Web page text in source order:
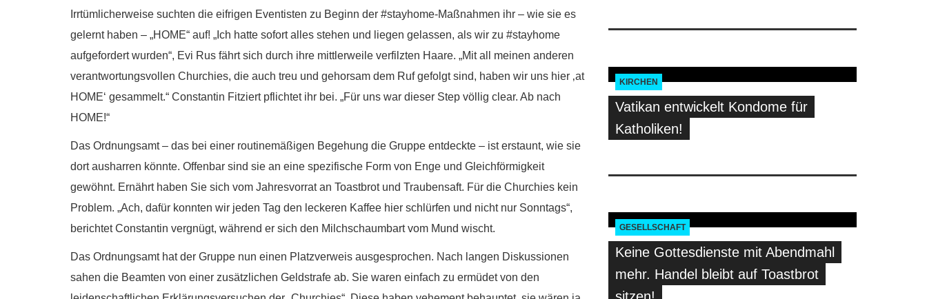
Irrtümlicherweise suchten die eifrigen Eventisten zu Beginn der #stayhome-Maßnahmen ihr – wie sie es
gelernt haben – „HOME“ auf! „Ich hatte sofort alles stehen und liegen gelassen, als wir zu #stayhome
aufgefordert wurden“, Evi Rus fährt sich durch ihre mittlerweile verfilzten Haare. „Mit all meinen anderen
verantwortungsvollen Churchies, die auch treu und gehorsam dem Ruf gefolgt sind, haben wir uns hier ‚at
HOME‘ gesammelt.“ Constantin Fitziert pflichtet ihr bei. „Für uns war dieser Step völlig clear. Ab nach
HOME!“
Das Ordnungsamt – das bei einer routinemäßigen Begehung die Gruppe entdeckte – ist erstaunt, wie sie
dort ausharren könnte. Offenbar sind sie an eine spezifische Form von Enge und Gleichförmigkeit
gewöhnt. Ernährt haben Sie sich vom Jahresvorrat an Toastbrot und Traubensaft. Für die Churchies kein
Problem. „Ach, dafür konnten wir jeden Tag den leckeren Kaffee hier schlürfen und nicht nur Sonntags“,
berichtet Constantin vergnügt, während er sich den Milchschaumbart vom Mund wischt.
Das Ordnungsamt hat der Gruppe nun einen Platzverweis ausgesprochen. Nach langen Diskussionen
sahen die Beamten von einer zusätzlichen Geldstrafe ab. Sie waren einfach zu ermüdet von den
KIRCHEN
Vatikan entwickelt Kondome für
Katholiken!
GESELLSCHAFT
Keine Gottesdienste mit Abendmahl
mehr. Handel bleibt auf Toastbrot